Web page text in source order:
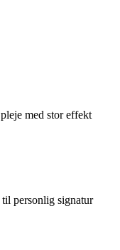
med stor effekt
personlig signatur